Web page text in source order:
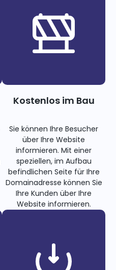
Kostenlos im Bau
Sie können Ihre Besucher
über Ihre Website
informieren. Mit einer
speziellen, im Aufbau
befindlichen Seite für Ihre
Domainadresse können Sie
Ihre Kunden über Ihre
Website informieren.